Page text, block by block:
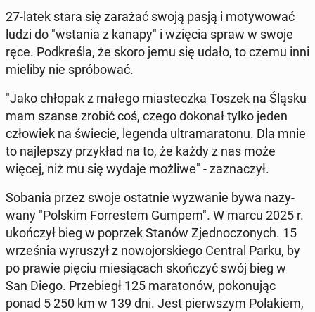
27-latek stara się zarażać swoją pasją i mo­ty­wować
ludzi do "wstania z kanapy" i wzięcia spraw w swoje
ręce. Pod­kreśla, że skoro jemu się udało, to czemu inni
mieliby nie spróbować.
"Jako chłopak z małego mi­astecz­ka Toszek na Śląsku
mam szanse zrobić coś, czego dokonał tylko jeden
człowiek na świecie, legenda ul­tra­ma­ra­tonu. Dla mnie
to na­jlep­szy przykład na to, że każdy z nas może
więcej, niż mu się wydaje możliwe" - za­z­naczył.
Sobania przez swoje os­tat­nie wyzwanie bywa nazy­
wany "Polskim For­restem Gumpem". W marcu 2025 r.
ukończył bieg w poprzek Stanów Zjed­noc­zonych. 15
wrześ­nia wyruszył z nowo­jorskiego Central Parku, by
po prawie pięciu miesią­cach skończyć swój bieg w
San Diego. Prze­biegł 125 mara­tonów, pokonu­jąc
ponad 5 250 km w 139 dni. Jest pier­wszym Po­lakiem,